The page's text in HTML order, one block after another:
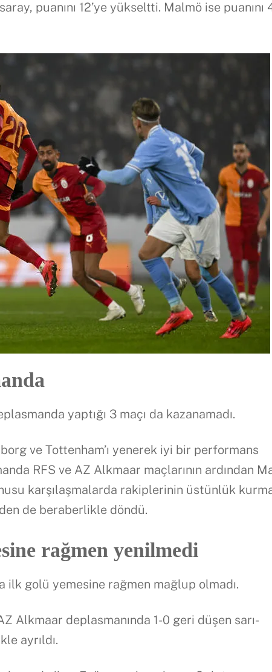
puanını 12’ye yükseltti. Malmö ise puanını
yaptığı 3 maçı da kazanamadı.
ve Tottenham’ı yenerek iyi bir performans
RFS ve AZ Alkmaar maçlarının ardından
karşılaşmalarda rakiplerinin üstünlük
de beraberlikle döndü.
rağmen yenilmedi
ilk golü yemesine rağmen mağlup olmadı.
Alkmaar deplasmanında 1-0 geri düşen sarı-
ayrıldı.